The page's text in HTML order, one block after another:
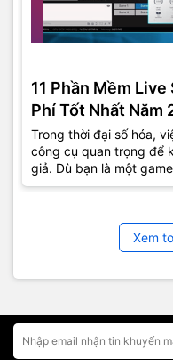
11 Phần Mềm
Phí Tốt Nhất Năm
Trong thời đại số hóa,
công cụ quan trọng để
giả. Dù bạn là một
Xem